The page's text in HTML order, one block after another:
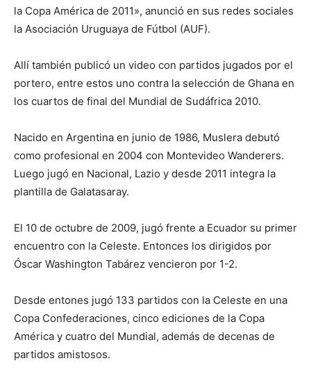
la Copa América de 2011», anunció en sus redes sociales
la Asociación Uruguaya de Fútbol (AUF).
Allí también publicó un video con partidos jugados por el
portero, entre estos uno contra la selección de Ghana en
los cuartos de final del Mundial de Sudáfrica 2010.
Nacido en Argentina en junio de 1986, Muslera debutó
como profesional en 2004 con Montevideo Wanderers.
Luego jugó en Nacional, Lazio y desde 2011 integra la
plantilla de Galatasaray.
El 10 de octubre de 2009, jugó frente a Ecuador su primer
encuentro con la Celeste. Entonces los dirigidos por
Óscar Washington Tabárez vencieron por 1-2.
Desde entones jugó 133 partidos con la Celeste en una
Copa Confederaciones, cinco ediciones de la Copa
América y cuatro del Mundial, además de decenas de
partidos amistosos.